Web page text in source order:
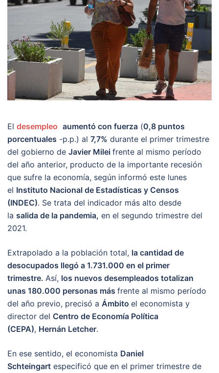
El desempleo aumentó con fuerza (0,8 puntos
porcentuales -p.p.) al 7,7% durante el primer trimestre
del gobierno de Javier Milei frente al mismo período
del año anterior, producto de la importante recesión
que sufre la economía, según informó este lunes
el Instituto Nacional de Estadísticas y Censos
(INDEC). Se trata del indicador más alto desde
la salida de la pandemia, en el segundo trimestre del
2021.
Extrapolado a la población total, la cantidad de
desocupados llegó a 1.731.000 en el primer
trimestre. Así, los nuevos desempleados totalizan
unas 180.000 personas más frente al mismo período
del año previo, precisó a Ámbito el economista y
director del Centro de Economía Política
(CEPA), Hernán Letcher.
En ese sentido, el economista Daniel
Schteingart especificó que en el primer trimestre de